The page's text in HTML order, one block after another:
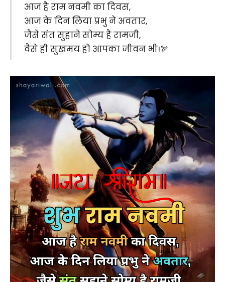
आज है राम नवमी का दिवस,
आज के दिन लिया प्रभु ने अवतार,
जैसे संत सुहाने सोम्य है रामजी,
वैसे ही सुखमय हो आपका जीवन भी!🏹